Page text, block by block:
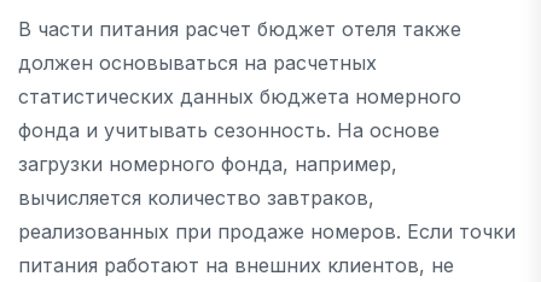
В части питания расчет бюджет отеля также
должен основываться на расчетных
статистических данных бюджета номерного
фонда и учитывать сезонность. На основе
загрузки номерного фонда, например,
вычисляется количество завтраков,
реализованных при продаже номеров. Если точки
питания работают на внешних клиентов, не